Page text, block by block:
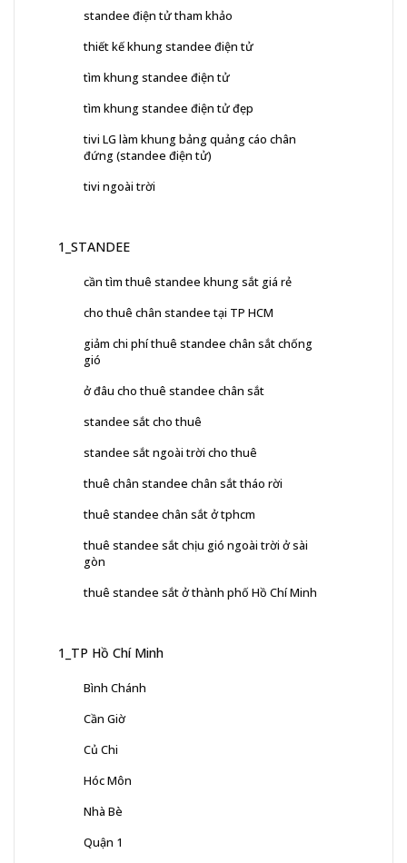
standee điện tử tham khảo
thiết kế khung standee điện tử
tìm khung standee điện tử
tìm khung standee điện tử đẹp
tivi LG làm khung bảng quảng cáo chân
đứng (standee điện tử)
tivi ngoài trời
1_STANDEE
cần tìm thuê standee khung sắt giá rẻ
cho thuê chân standee tại TP HCM
giảm chi phí thuê standee chân sắt chống
gió
ở đâu cho thuê standee chân sắt
standee sắt cho thuê
standee sắt ngoài trời cho thuê
thuê chân standee chân sắt tháo rời
thuê standee chân sắt ở tphcm
thuê standee sắt chịu gió ngoài trời ở sài
gòn
thuê standee sắt ở thành phố Hồ Chí Minh
1_TP Hồ Chí Minh
Bình Chánh
Cần Giờ
Củ Chi
Hóc Môn
Nhà Bè
Quận 1